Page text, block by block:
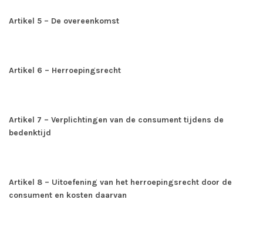
Artikel 5 – De overeenkomst
Artikel 6 – Herroepingsrecht
Artikel 7 – Verplichtingen van de consument tijdens de
bedenktijd
Artikel 8 – Uitoefening van het herroepingsrecht door de
consument en kosten daarvan